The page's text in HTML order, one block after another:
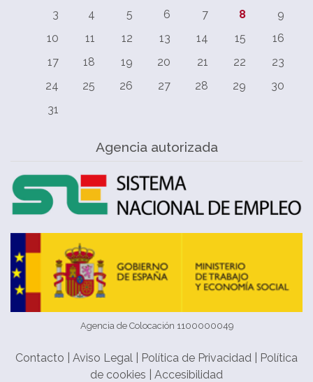
3
4 5 6 7 8
9
10
11 12 13 14 15
16
17
18 19 20 21 22
23
24
25 26 27 28 29
30
31
Agencia autorizada
Agencia de Colocación 1100000049
Contacto Aviso Legal Política de Privacidad
Política
de cookies
Accesibilidad